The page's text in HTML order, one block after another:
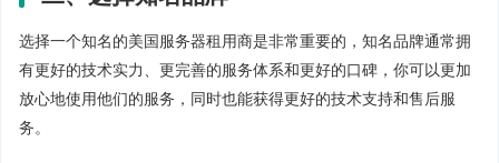
选择一个知名的美国服务器租用商是非常重要的，知名品牌通常拥
有更好的技术实力、更完善的服务体系和更好的口碑，你可以更加
放心地使用他们的服务，同时也能获得更好的技术支持和售后服
务。